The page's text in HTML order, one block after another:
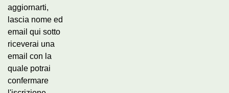
aggiornarti,
lascia nome ed
email qui sotto
riceverai una
email con la
quale potrai
confermare